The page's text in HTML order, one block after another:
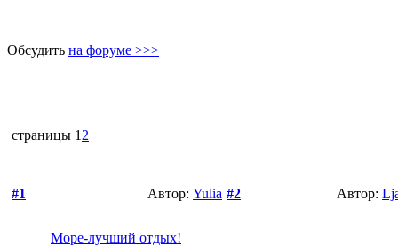
Обсудить на форуме >>>
страницы 1 2
#1 Автор: Yulia
Море-лучший отдых!
#2 Автор: